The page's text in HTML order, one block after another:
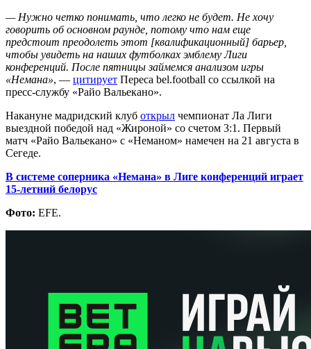
— Нужно четко понимать, что легко не будет. Не хочу
говорить об основном раунде, потому что нам еще
предстоит преодолеть этот [квалификационный] барьер,
чтобы увидеть на наших футболках эмблему Лиги
конференций. После пятницы займемся анализом игры
«Немана», — цитирует Переса bel.football со ссылкой на
пресс-службу «Райо Вальекано».
Накануне мадридский клуб открыл чемпионат Ла Лиги
выездной победой над «Жироной» со счетом 3:1. Первый
матч «Райо Вальекано» с «Неманом» намечен на 21 августа в
Сегеде.
В системе соперника «Немана» в Лиге конференций играет
15-летний белорус
Фото: EFE.